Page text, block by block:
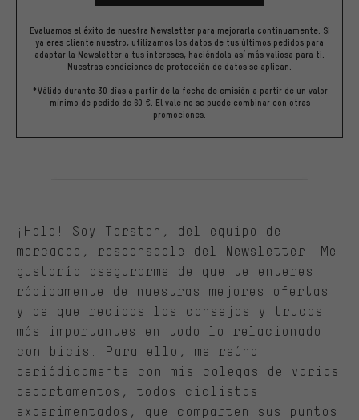
Evaluamos el éxito de nuestra Newsletter para mejorarla continuamente. Si
ya eres cliente nuestro, utilizamos los datos de tus últimos pedidos para
adaptar la Newsletter a tus intereses, haciéndola así más valiosa para ti.
Nuestras condiciones de protección de datos se aplican.
*Válido durante 30 días a partir de la fecha de emisión a partir de un valor
mínimo de pedido de 60 €. El vale no se puede combinar con otras
promociones.
¡Hola! Soy Torsten, del equipo de
mercadeo, responsable del Newsletter. Me
gustaría asegurarme de que te enteres
rápidamente de nuestras mejores ofertas
y de que recibas los consejos y trucos
más importantes en todo lo relacionado
con bicis. Para ello, me reúno
periódicamente con mis colegas de varios
departamentos, todos ciclistas
experimentados, que comparten sus puntos